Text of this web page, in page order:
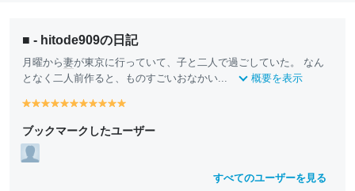
■ - hitode909の日記
月曜から妻が東京に行っていて、子と二人で過ごしていた。 なん
となく二人前作ると、ものすごいおなかい...
概要を表示
y
ll
o
w
y
ll
o
w
y
ll
y
ll
y
ll
y
ll
y
ll
y
ll
y
ll
y
ll ll
ブックマークしたユーザー
すべてのユーザーを見る